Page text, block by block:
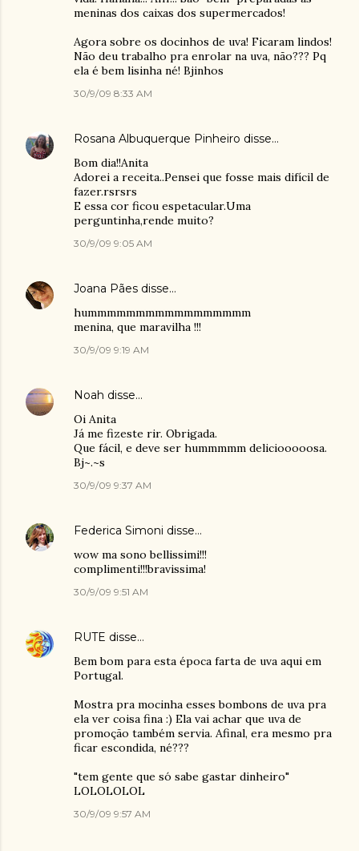
meninas dos caixas dos supermercados!
Agora sobre os docinhos de uva! Ficaram lindos!
Não deu trabalho pra enrolar na uva, não??? Pq
ela é bem lisinha né! Bjinhos
30/9/09 8:33 AM
Rosana Albuquerque Pinheiro disse…
Bom dia!!Anita
Adorei a receita..Pensei que fosse mais difícil de
fazer.rsrsrs
E essa cor ficou espetacular.Uma
perguntinha,rende muito?
30/9/09 9:05 AM
Joana Pães disse…
hummmmmmmmmmmmmmmmm
menina, que maravilha !!!
30/9/09 9:19 AM
Noah disse…
Oi Anita
Já me fizeste rir. Obrigada.
Que fácil, e deve ser hummmmm deliciooooosa.
Bj~.~s
30/9/09 9:37 AM
Federica Simoni disse…
wow ma sono bellissimi!!!
complimenti!!!bravissima!
30/9/09 9:51 AM
RUTE disse…
Bem bom para esta época farta de uva aqui em
Portugal.
Mostra pra mocinha esses bombons de uva pra
ela ver coisa fina :) Ela vai achar que uva de
promoção também servia. Afinal, era mesmo pra
ficar escondida, né???
"tem gente que só sabe gastar dinheiro"
LOLOLOLOL
30/9/09 9:57 AM